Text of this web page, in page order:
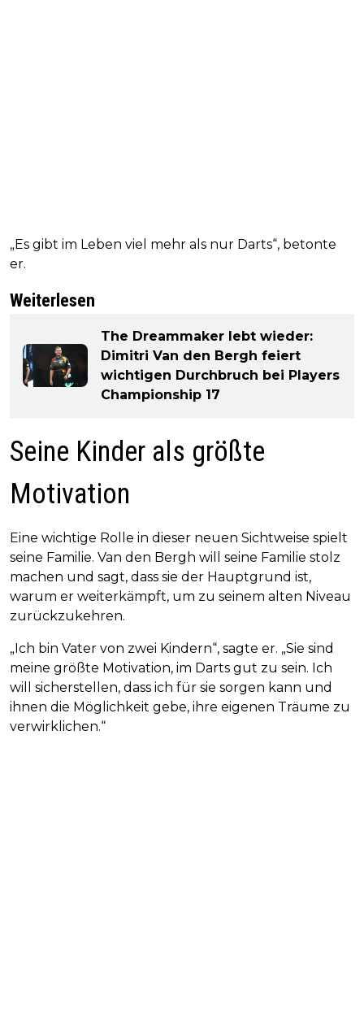
„Es gibt im Leben viel mehr als nur Darts“, betonte
er.
Weiterlesen
The Dreammaker lebt wieder:
Dimitri Van den Bergh feiert
wichtigen Durchbruch bei Players
Championship 17
Seine Kinder als größte
Motivation
Eine wichtige Rolle in dieser neuen Sichtweise spielt
seine Familie. Van den Bergh will seine Familie stolz
machen und sagt, dass sie der Hauptgrund ist,
warum er weiterkämpft, um zu seinem alten Niveau
zurückzukehren.
„Ich bin Vater von zwei Kindern“, sagte er. „Sie sind
meine größte Motivation, im Darts gut zu sein. Ich
will sicherstellen, dass ich für sie sorgen kann und
ihnen die Möglichkeit gebe, ihre eigenen Träume zu
verwirklichen.“